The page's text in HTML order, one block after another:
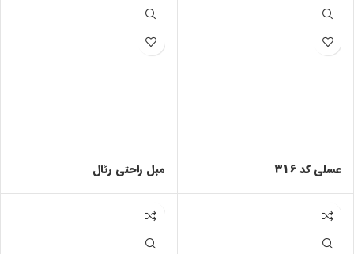
عسلی کد 316 مبل راحتی رئال